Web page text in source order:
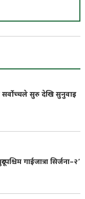
सर्वोच्चले सुरु देखि सुनुवाइ
गाईजात्रा सिर्जना–२’